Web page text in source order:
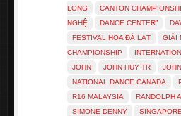
LONG
CANTON
NGHỆ
DANCE CENTER”
FESTIVAL HOA ĐÀ LẠT
GIẢI
CHAMPIONSHIP
JOHN
JOHN HUY TR
NATIONAL DANCE CANADA
R16 MALAYSIA
RANDOLPH
SIMONE DENNY
SINGAPORE